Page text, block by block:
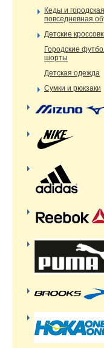
Кеды и
повседневная
Детские
Городские
шорты
Детская одежда
Сумки и рюкзаки